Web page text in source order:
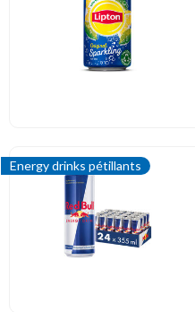
Energy drinks pétillants